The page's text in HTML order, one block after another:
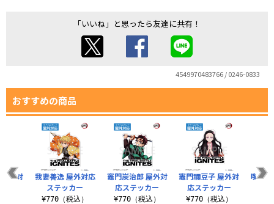
「いいね」と思ったら友達に共有！
4549970483766 / 0246-0833
おすすめの商品
竈門炭治郎 屋外対
応ステッカー
¥770（税込）
竈門禰豆子 屋外対
応ステッカー
¥770（税込）
嘴平
外対
我妻善逸 屋外対応
ステッカー
¥770（税込）